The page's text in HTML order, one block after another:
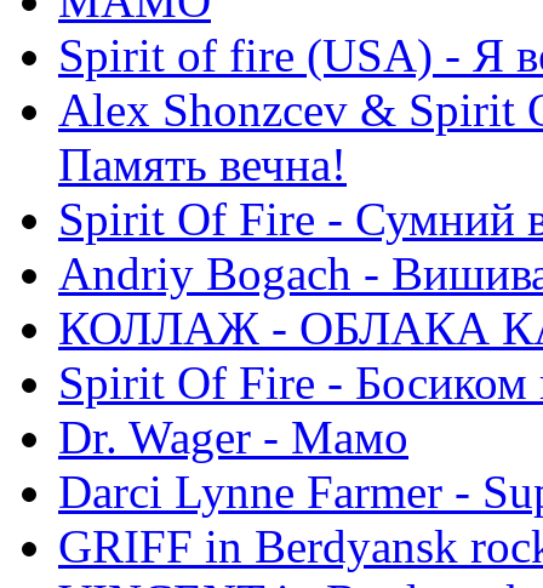
Spirit of fire (USA) - Я
Alex Shonzcev & Spirit
Память вечна!
Spirit Of Fire - Сумний
Andriy Bogach -
КОЛЛАЖ - ОБЛАКА
Spirit Of Fire - Босиком
Dr. Wager - Мамо
Darci Lynne Farmer -
GRIFF in Berdyansk